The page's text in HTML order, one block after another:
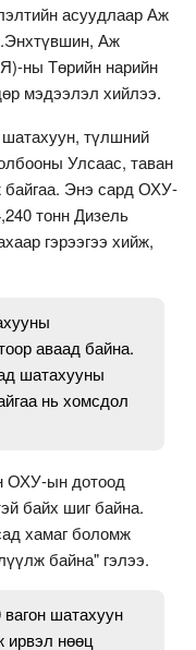
асуудлаар Аж
Аж
ны Төрийн нарийн
мэдээлэл хийлээ.
түлшний
Улсаас, таван
байгаа. Энэ сард ОХУ-
тонн Дизель
гэрээгээ хийж,
аваад байна.
шатахууны
нь хомсдол
ОХУ-ын дотоод
байх шиг байна.
хамаг боломж
байна" гэлээ.
шатахуун
нөөц